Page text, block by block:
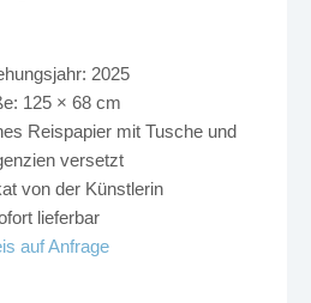
2025
125 × 68 cm
Reispapier mit Tusche und
versetzt
von der Künstlerin
lieferbar
auf Anfrage